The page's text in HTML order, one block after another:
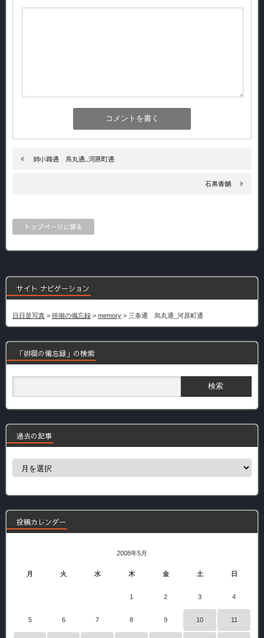
姉小路通 烏丸通_河原町通
石黒香舗
トップページに戻る
サイト ナビゲーション
日日是写真 > 徘徊の備忘録 > memory > 三条通 烏丸通_河原町通
「徘徊の備忘録」の検索
過去の記事
過
事
投稿カレンダー
2008年5月
月 火 水 木 金 土 日
1 2 3 4
5 6 7 8 9 10 11